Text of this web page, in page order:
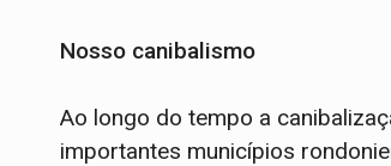
Nosso canibalismo
Ao longo do tempo a
importantes municípios